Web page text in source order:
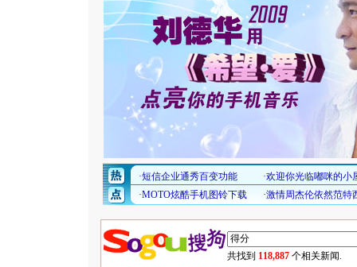
共找到 118,887 个相关新闻.